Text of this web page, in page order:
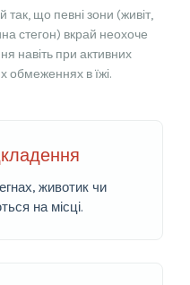
що певні зони (живіт,
стегон) вкрай неохоче
навіть при активних
обмеженнях в їжі.
животик чи
на місці.